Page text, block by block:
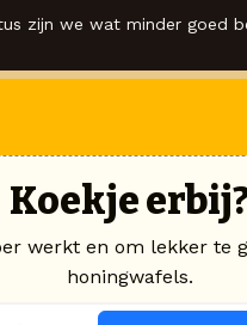
zijn we wat minder goed
Koekje
werkt en om lekker te
honingwafels.